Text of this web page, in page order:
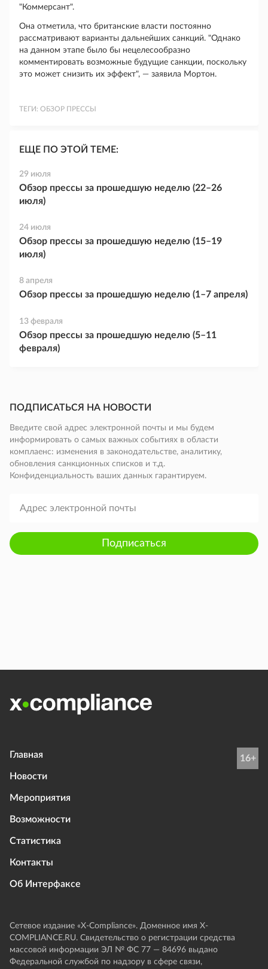
"Коммерсант".
Она отметила, что британские власти постоянно
рассматривают варианты дальнейших санкций. "Однако
на данном этапе было бы нецелесообразно
комментировать возможные будущие санкции, поскольку
это может снизить их эффект", — заявила Мортон.
ТЕГИ: ОБЗОР ПРЕССЫ
ЕЩЕ ПО ЭТОЙ ТЕМЕ:
29 июля
Обзор прессы за прошедшую неделю (22–26
июля)
24 июля
Обзор прессы за прошедшую неделю (15–19
июля)
8 апреля
Обзор прессы за прошедшую неделю (1–7 апреля)
13 февраля
Обзор прессы за прошедшую неделю (5–11
февраля)
ПОДПИСАТЬСЯ НА НОВОСТИ
Введите свой адрес электронной почты и мы будем
информировать о самых важных событиях в области
комплаенс: изменения в законодательстве, аналитику,
обновления санкционных списков и т.д.
Конфиденциальность ваших данных гарантируем.
Подписаться
Главная
Новости
Мероприятия
Возможности
Статистика
Контакты
Об Интерфаксе
16+
Сетевое издание «Х-Compliance». Доменное имя X-
COMPLIANCE.RU. Свидетельство о регистрации средства
массовой информации ЭЛ № ФС 77 — 84696 выдано
Федеральной службой по надзору в сфере связи,